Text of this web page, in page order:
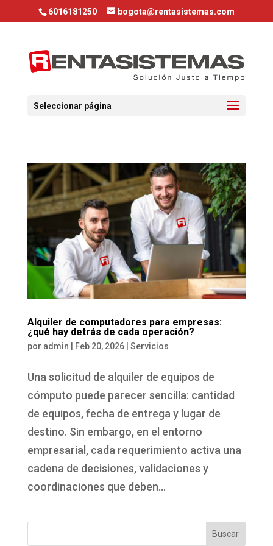
6016181250 bogota@rentasistemas.com
Seleccionar página
Alquiler de computadores para empresas:
¿qué hay detrás de cada operación?
por admin Feb 20, 2026| Servicios
Una solicitud de alquiler de equipos de
cómputo puede parecer sencilla: cantidad
de equipos, fecha de entrega y lugar de
destino. Sin embargo, en el entorno
empresarial, cada requerimiento activa una
cadena de decisiones, validaciones y
coordinaciones que deben...